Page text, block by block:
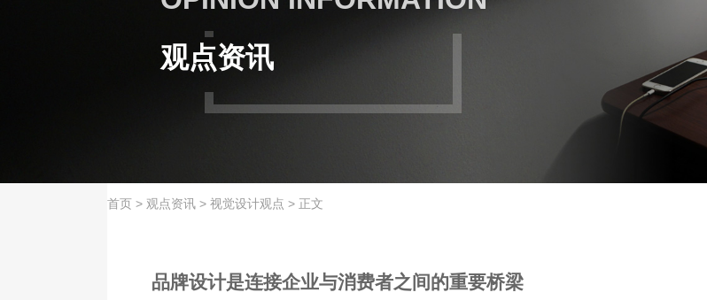
康养文旅品牌策划设计
医疗行业品牌策划设计
SI空间设计
观点资讯
首页> 观点资讯> 视觉设计观点 > 正文
品牌设计是连接企业与消费者之间的重要桥梁